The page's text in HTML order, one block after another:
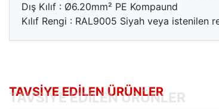
Dış Kılıf : Ø6.20mm² PE Kompaund
Kılıf Rengi : RAL9005 Siyah veya istenilen
TAVSIYE EDILEN ÜRÜNLER
TAVSIYE EDILEN ÜRÜNLER